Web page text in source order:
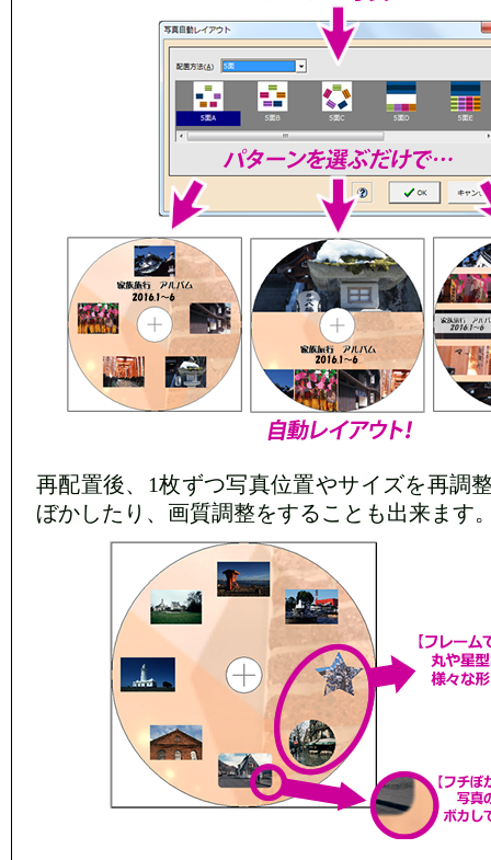
再配置後、1枚ずつ写真位置やサイズを再調
ぼかしたり、画質調整をすることも出来ます